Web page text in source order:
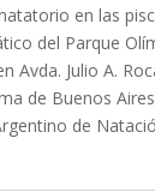
en las
del Parque
Avda. Julio A.
de Buenos
de